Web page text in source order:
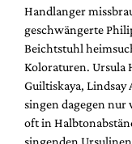
Handlanger
geschwängerte
Beichtstuhl
Koloraturen. Ursula
Guiltiskaya, Lindsay
singen dagegen nur
oft in
singenden